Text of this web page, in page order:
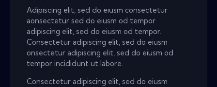
Adipiscing elit, sed do eiusm consectetur
aonsectetur sed do eiusm od tempor
adipiscing elit, sed do eiusm od tempor.
Consectetur adipiscing elit, sed do eiusm
onsectetur adipiscing elit, sed do eiusm od
tempor incididunt ut labore.
Consectetur adipiscing elit, sed do eiusm